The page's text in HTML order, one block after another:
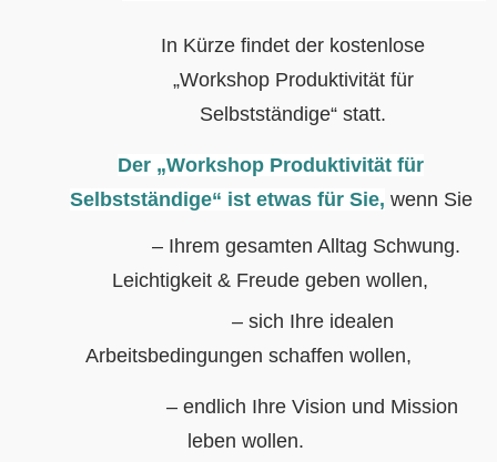
In Kürze findet der kostenlose
„Workshop Produktivität für
Selbstständige“ statt.
Der „Workshop Produktivität für
Selbstständige“ ist etwas für Sie, wenn Sie
– Ihrem gesamten Alltag Schwung.
Leichtigkeit & Freude geben wollen,
– sich Ihre idealen
Arbeitsbedingungen schaffen wollen,
– endlich Ihre Vision und Mission
leben wollen.